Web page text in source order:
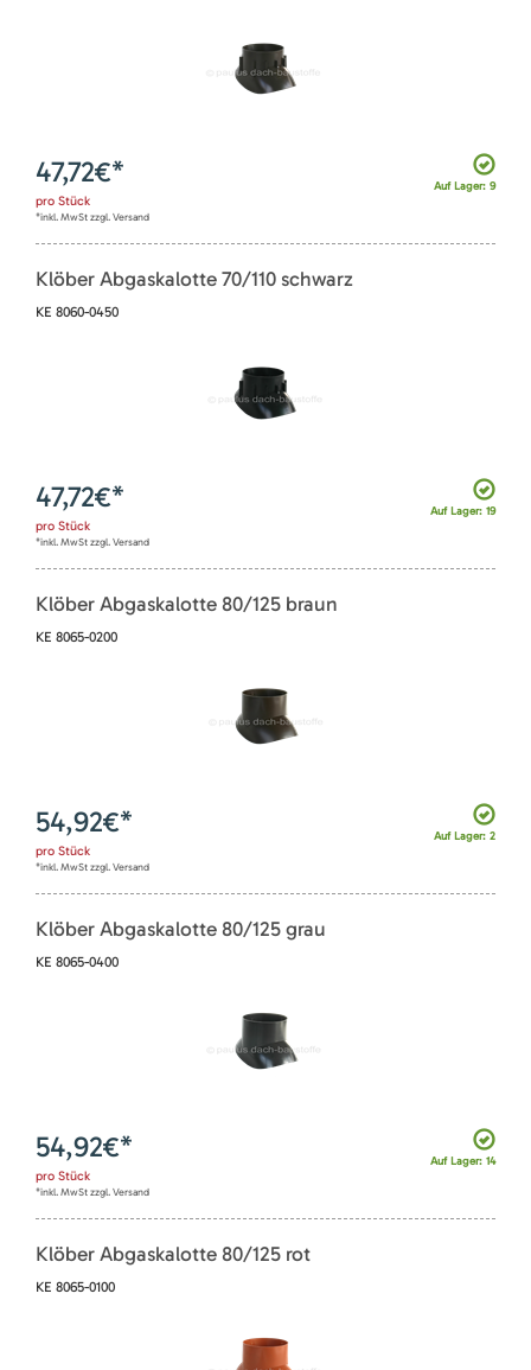
Auf Lager: 9
47,72€*
pro Stück
*inkl. MwSt zzgl. Versand
Klöber Abgaskalotte 70/110 schwarz
KE 8060-0450
Auf Lager: 19
47,72€*
pro Stück
*inkl. MwSt zzgl. Versand
Klöber Abgaskalotte 80/125 braun
KE 8065-0200
Auf Lager: 2
54,92€*
pro Stück
*inkl. MwSt zzgl. Versand
Klöber Abgaskalotte 80/125 grau
KE 8065-0400
Auf Lager: 14
54,92€*
pro Stück
*inkl. MwSt zzgl. Versand
Klöber Abgaskalotte 80/125 rot
KE 8065-0100